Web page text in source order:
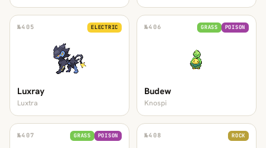
№405 ELECTRIC
Luxray
Luxtra
№406 GRASS POISON
Budew
Knospi
№407 GRASS POISON №408 ROCK